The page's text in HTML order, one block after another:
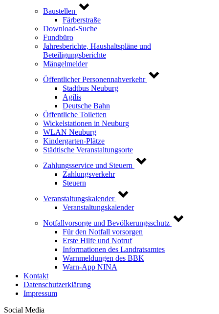
Baustellen
Färberstraße
Download-Suche
Fundbüro
Jahresberichte, Haushaltspläne und
Beteiligungsberichte
Mängelmelder
Öffentlicher Personennahverkehr
Stadtbus Neuburg
Agilis
Deutsche Bahn
Öffentliche Toiletten
Wickelstationen in Neuburg
WLAN Neuburg
Kindergarten-Plätze
Städtische Veranstaltungsorte
Zahlungsservice und Steuern
Zahlungsverkehr
Steuern
Veranstaltungskalender
Veranstaltungskalender
Notfallvorsorge und Bevölkerungsschutz
Für den Notfall vorsorgen
Erste Hilfe und Notruf
Informationen des Landratsamtes
Warnmeldungen des BBK
Warn-App NINA
Kontakt
Datenschutzerklärung
Impressum
Social Media